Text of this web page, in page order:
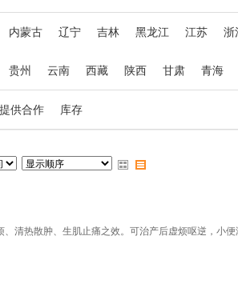
内蒙古 辽宁 吉林 黑龙江 江苏 浙
贵州 云南 西藏 陕西 甘肃 青海
提供合作 库存
清热散肿、生肌止痛之效。可治产后虚烦呕逆，小便